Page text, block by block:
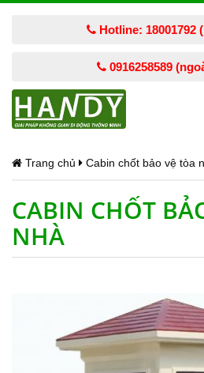
Hotline: 18001792
0916258589
Trang chủ Cabin chốt bảo vệ tòa
CABIN CHỐT
NHÀ